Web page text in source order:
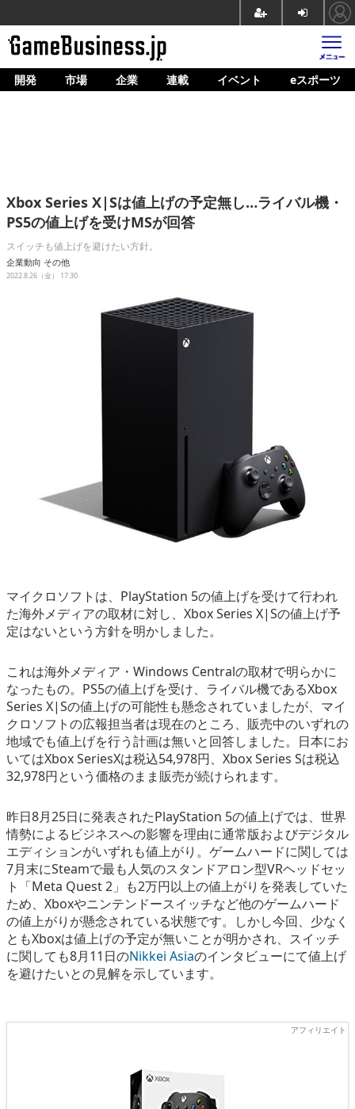
ホーム
企業動向
人材育成
産業政策
開発 市場 企業 連載 イベント eスポーツ
Xbox Series X|Sは値上げの予定無し…ライバル機・
PS5の値上げを受けMSが回答
スイッチも値上げを避けたい方針。
企業動向 その他
2022.8.26（金） 17:30
マイクロソフトは、PlayStation 5の値上げを受けて行われ
た海外メディアの取材に対し、Xbox Series X|Sの値上げ予
定はないという方針を明かしました。
これは海外メディア・Windows Centralの取材で明らかに
なったもの。PS5の値上げを受け、ライバル機であるXbox
Series X|Sの値上げの可能性も懸念されていましたが、マイ
クロソフトの広報担当者は現在のところ、販売中のいずれの
地域でも値上げを行う計画は無いと回答しました。日本にお
いてはXbox SeriesXは税込54,978円、Xbox Series Sは税込
32,978円という価格のまま販売が続けられます。
昨日8月25日に発表されたPlayStation 5の値上げでは、世界
情勢によるビジネスへの影響を理由に通常版およびデジタル
エディションがいずれも値上がり。ゲームハードに関しては
7月末にSteamで最も人気のスタンドアロン型VRヘッドセッ
ト「Meta Quest 2」も2万円以上の値上がりを発表していた
ため、Xboxやニンテンドースイッチなど他のゲームハード
の値上がりが懸念されている状態です。しかし今回、少なく
ともXboxは値上げの予定が無いことが明かされ、スイッチ
に関しても8月11日のNikkei Asiaのインタビューにて値上げ
を避けたいとの見解を示しています。